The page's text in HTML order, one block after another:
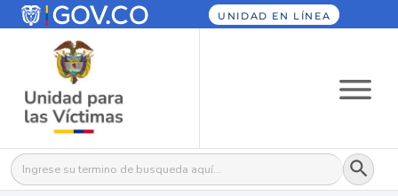
UNIDAD EN LÍNEA
Buscar: Botón